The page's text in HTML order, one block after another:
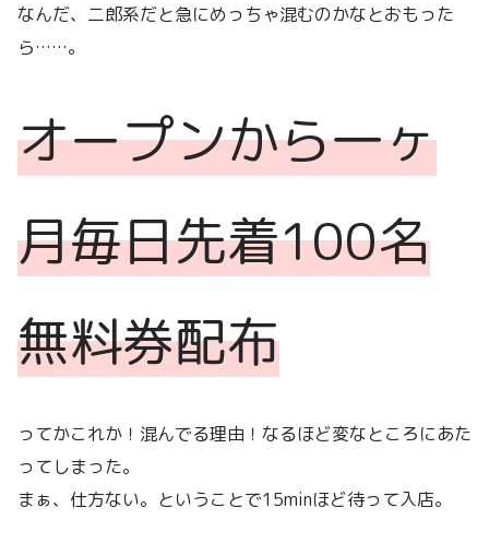
なんだ、二郎系だと急にめっちゃ混むのかなとおもった
ら……。
オープンから一ヶ
月毎日先着100名
無料券配布
ってかこれか！混んでる理由！なるほど変なところにあた
ってしまった。
まぁ、仕方ない。ということで15minほど待って入店。